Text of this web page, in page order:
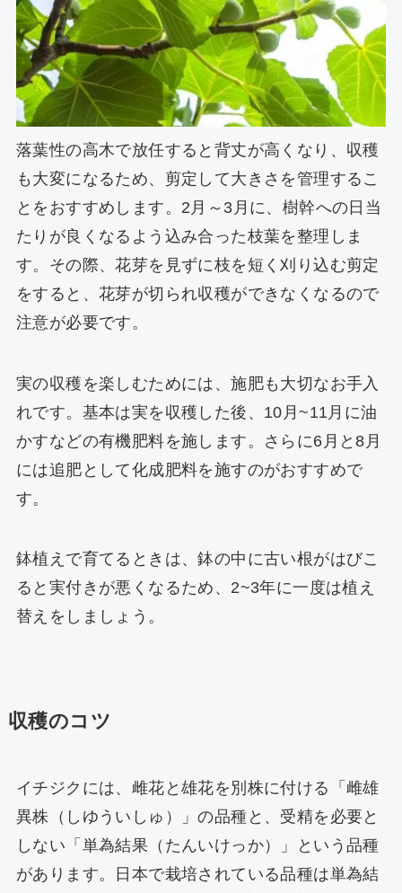
落葉性の高木で放任すると背丈が高くなり、収穫
も大変になるため、剪定して大きさを管理するこ
とをおすすめします。2月～3月に、樹幹への日当
たりが良くなるよう込み合った枝葉を整理しま
す。その際、花芽を見ずに枝を短く刈り込む剪定
をすると、花芽が切られ収穫ができなくなるので
注意が必要です。
実の収穫を楽しむためには、施肥も大切なお手入
れです。基本は実を収穫した後、10月~11月に油
かすなどの有機肥料を施します。さらに6月と8月
には追肥として化成肥料を施すのがおすすめで
す。
鉢植えで育てるときは、鉢の中に古い根がはびこ
ると実付きが悪くなるため、2~3年に一度は植え
替えをしましょう。
収穫のコツ
イチジクには、雌花と雄花を別株に付ける「雌雄
異株（しゆういしゅ）」の品種と、受精を必要と
しない「単為結果（たんいけっか）」という品種
があります。日本で栽培されている品種は単為結